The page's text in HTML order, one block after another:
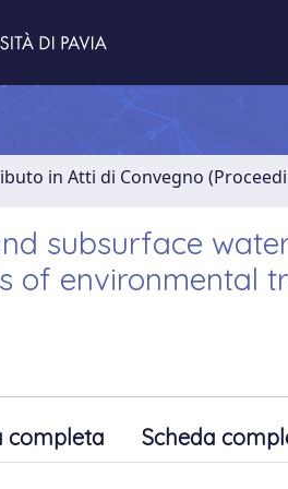
in Atti di Convegno
subsurface
of environmental
completa Scheda